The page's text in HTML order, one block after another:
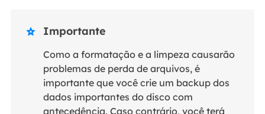
 Importante
Como a formatação e a limpeza causarão
problemas de perda de arquivos, é
importante que você crie um backup dos
dados importantes do disco com
antecedência. Caso contrário, você terá